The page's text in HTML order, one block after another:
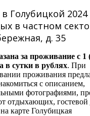
Голубицкой
в частном
д. 35
за проживание с 1
в сутки в рублях. При
проживания
с описанием,
фотографиями,
отдыхающих, гостевой
карте Голубицкая